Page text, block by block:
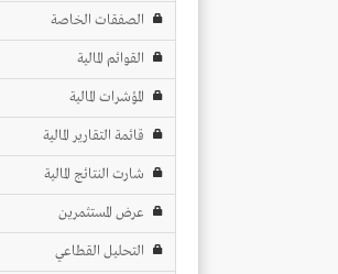
الصفقات الخاصة
القوائم المالية
المؤشرات المالية
قائمة التقارير المالية
شارت النتائج المالية
عرض المستثمرين
التحليل القطاعي